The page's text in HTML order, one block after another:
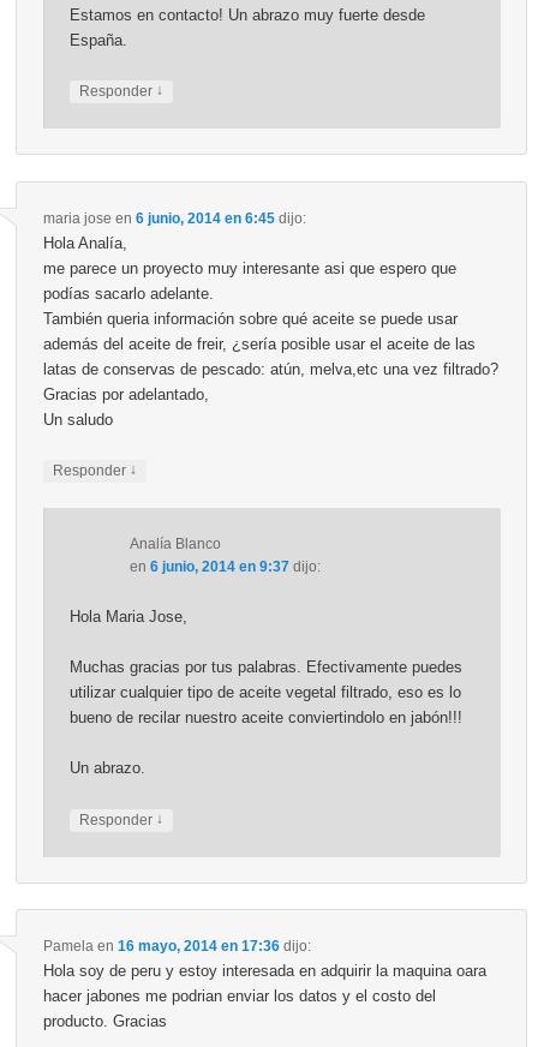
Estamos en contacto! Un abrazo muy fuerte desde
España.
Responder ↓
maria jose en 6 junio, 2014 en 6:45 dijo:
Hola Analía,
me parece un proyecto muy interesante asi que espero que
podías sacarlo adelante.
También queria información sobre qué aceite se puede usar
además del aceite de freir, ¿sería posible usar el aceite de las
latas de conservas de pescado: atún, melva,etc una vez filtrado?
Gracias por adelantado,
Un saludo
Responder ↓
Analía Blanco
en 6 junio, 2014 en 9:37 dijo:
Hola Maria Jose,
Muchas gracias por tus palabras. Efectivamente puedes
utilizar cualquier tipo de aceite vegetal filtrado, eso es lo
bueno de recilar nuestro aceite conviertindolo en jabón!!!
Un abrazo.
Responder ↓
Pamelaen 16 mayo, 2014 en 17:36 dijo:
Hola soy de peru y estoy interesada en adquirir la maquina oara
hacer jabones me podrian enviar los datos y el costo del
producto. Gracias